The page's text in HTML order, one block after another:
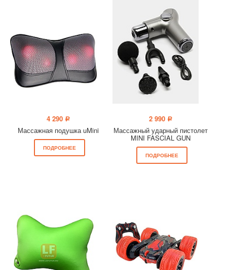
4 290 a
Массажная подушка uMini
ПОДРОБНЕЕ
2 990 a
Массажный ударный пистолет
MINI FASCIAL GUN
ПОДРОБНЕЕ